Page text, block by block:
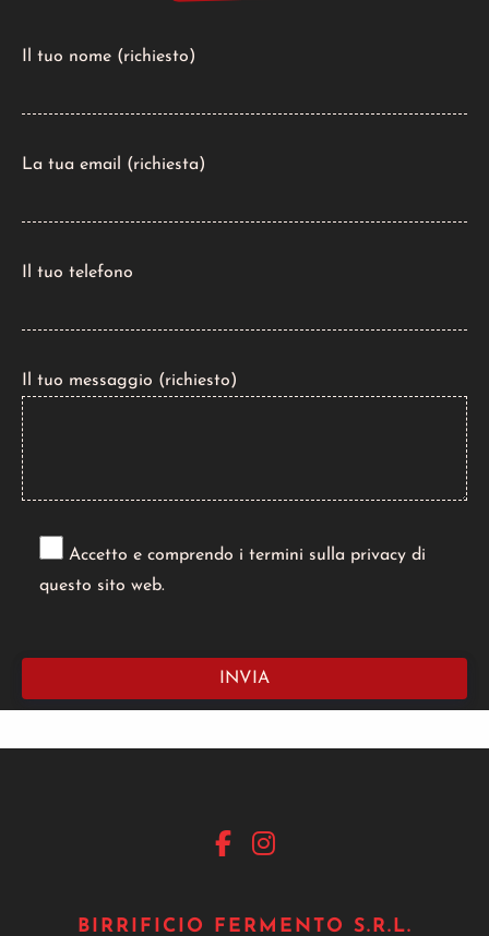
Il tuo nome (richiesto)
La tua email (richiesta)
Il tuo telefono
Il tuo messaggio (richiesto)
Accetto e comprendo i termini sulla privacy di
questo sito web.
BIRRIFICIO FERMENTO S.R.L.